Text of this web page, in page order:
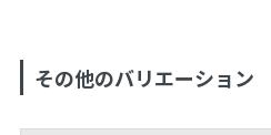
その他のバリエーション